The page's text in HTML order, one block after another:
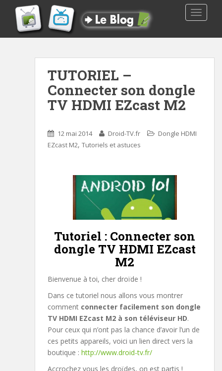
TUTORIEL –
Connecter son dongle
TV HDMI EZcast M2
12 mai 2014 Droid-TV.fr
Dongle HDMI
EZcast M2, Tutoriels et astuces
Tutoriel : Connecter son
dongle TV HDMI EZcast
M2
Bienvenue à toi, cher droïde !
Dans ce tutoriel nous allons vous montrer
comment connecter facilement son dongle
TV HDMI EZcast M2 à son téléviseur HD.
Pour ceux qui n’ont pas la chance d’avoir l’un de
ces petits appareils, voici un lien direct vers la
boutique : http://www.droid-tv.fr/
Accrochez vous les droïdes, on est partis !